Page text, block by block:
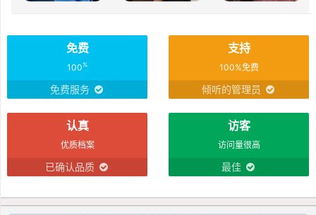
免费
100%
免费服务
支持
100%免费
倾听的管理员
认真
优质档案
已确认品质
访客
访问量很高
最佳